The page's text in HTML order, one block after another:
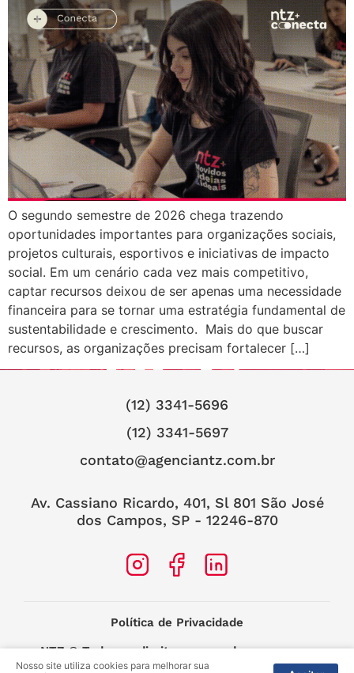
O segundo semestre de 2026 chega trazendo
oportunidades importantes para organizações sociais,
projetos culturais, esportivos e iniciativas de impacto
social. Em um cenário cada vez mais competitivo,
captar recursos deixou de ser apenas uma necessidade
financeira para se tornar uma estratégia fundamental de
sustentabilidade e crescimento. Mais do que buscar
recursos, as organizações precisam fortalecer […]
(12) 3341-5696
(12) 3341-5697
contato@agenciantz.com.br
Av. Cassiano Ricardo, 401, Sl 801 São José
dos Campos, SP - 12246-870
Política de Privacidade
NTZ© Todos os direitos reservados.
2025 –MIDIASIM Criação e Soluções
Nosso site utiliza cookies para melhorar sua